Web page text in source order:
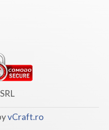
vCraft.ro